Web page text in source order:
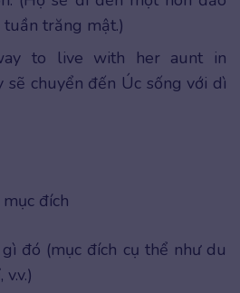
trăng mật.)
to live with her aunt in
sẽ chuyển đến Úc sống với dì
đích
đó (mục đích cụ thể như du